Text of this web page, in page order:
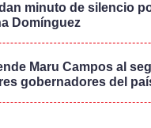
minuto de silencio
Domínguez
Maru Campos al
gobernadores del